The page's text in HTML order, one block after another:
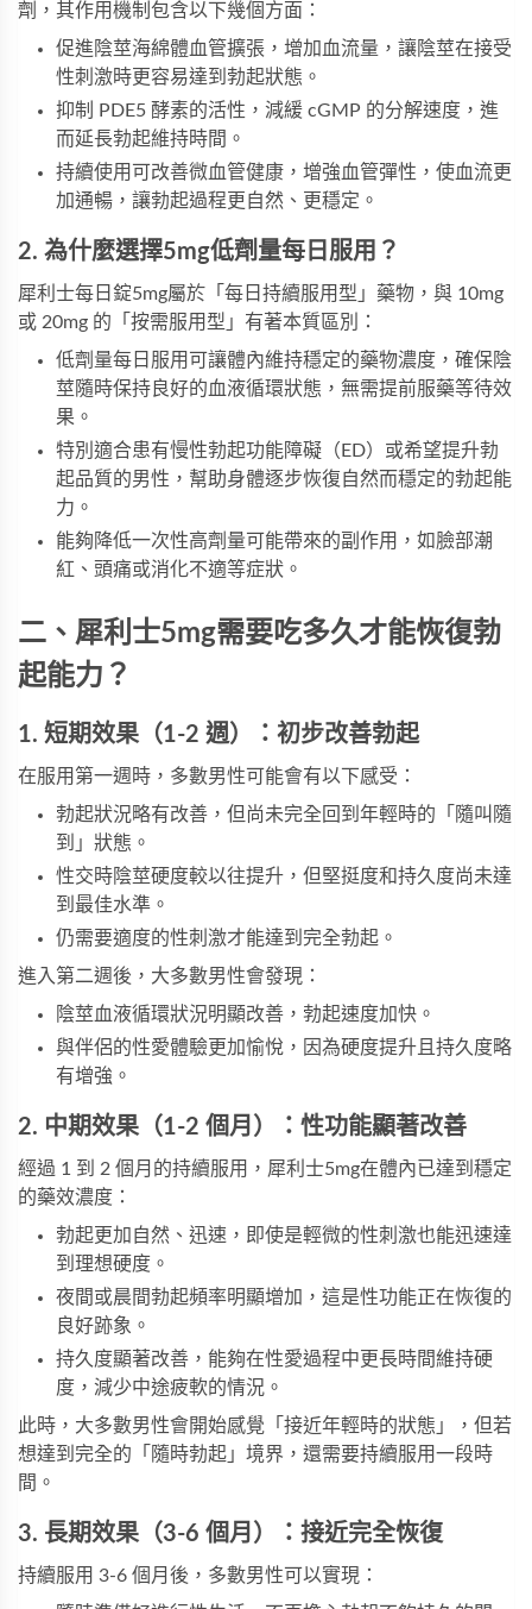
劑，其作用機制包含以下幾個方面：
促進陰莖海綿體血管擴張，增加血流量，讓陰莖在接受
性刺激時更容易達到勃起狀態。
抑制 PDE5 酵素的活性，減緩 cGMP 的分解速度，進
而延長勃起維持時間。
持續使用可改善微血管健康，增強血管彈性，使血流更
加通暢，讓勃起過程更自然、更穩定。
2. 為什麼選擇5mg低劑量每日服用？
犀利士每日錠5mg屬於「每日持續服用型」藥物，與 10mg
或 20mg 的「按需服用型」有著本質區別：
低劑量每日服用可讓體內維持穩定的藥物濃度，確保陰
莖隨時保持良好的血液循環狀態，無需提前服藥等待效
果。
特別適合患有慢性勃起功能障礙（ED）或希望提升勃
起品質的男性，幫助身體逐步恢復自然而穩定的勃起能
力。
能夠降低一次性高劑量可能帶來的副作用，如臉部潮
紅、頭痛或消化不適等症狀。
二、犀利士5mg需要吃多久才能恢復勃
起能力？
1. 短期效果（1-2 週）：初步改善勃起
在服用第一週時，多數男性可能會有以下感受：
勃起狀況略有改善，但尚未完全回到年輕時的「隨叫隨
到」狀態。
性交時陰莖硬度較以往提升，但堅挺度和持久度尚未達
到最佳水準。
仍需要適度的性刺激才能達到完全勃起。
進入第二週後，大多數男性會發現：
陰莖血液循環狀況明顯改善，勃起速度加快。
與伴侶的性愛體驗更加愉悅，因為硬度提升且持久度略
有增強。
2. 中期效果（1-2 個月）：性功能顯著改善
經過 1 到 2 個月的持續服用， 犀利士5mg在體內已達到穩定
的藥效濃度：
勃起更加自然、迅速，即使是輕微的性刺激也能迅速達
到理想硬度。
夜間或晨間勃起頻率明顯增加，這是性功能正在恢復的
良好跡象。
持久度顯著改善，能夠在性愛過程中更長時間維持硬
度，減少中途疲軟的情況。
此時，大多數男性會開始感覺「接近年輕時的狀態」，但若
想達到完全的「隨時勃起」境界，還需要持續服用一段時
間。
3. 長期效果（3-6 個月）：接近完全恢復
持續服用 3-6 個月後，多數男性可以實現：